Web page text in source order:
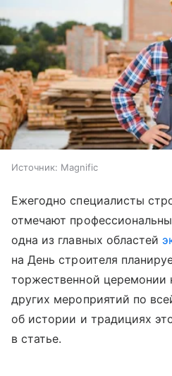
Источник: Magnific
Ежегодно специалисты
отмечают
одна из главных областей
на День строителя
торжественной церемонии
других мероприятий по
об истории и традициях
в статье.